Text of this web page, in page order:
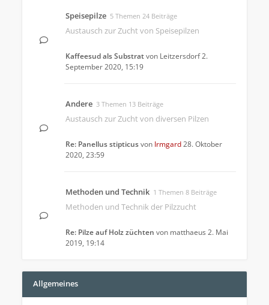
Speisepilze 5 Themen 24 Beiträge
Austausch zur Zucht von Speisepilzen
Kaffeesud als Substratvon Leitzersdorf2.
September 2020, 15:19
Andere 3 Themen 13 Beiträge
Austausch zur Zucht von diversen Pilzen
Re: Panellus stipticusvon Irmgard28. Oktober
2020, 23:59
Methoden und Technik 1 Themen 8 Beiträge
Methoden und Technik der Pilzzucht
Re: Pilze auf Holz züchten von matthaeus 2. Mai
2019, 19:14
Allgemeines